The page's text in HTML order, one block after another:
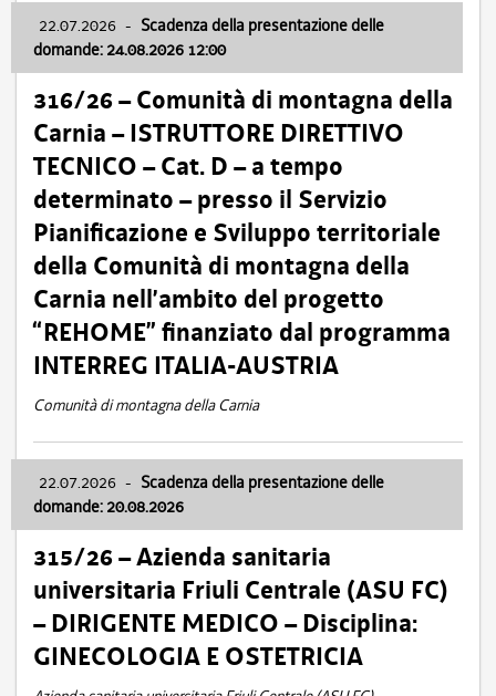
22.07.2026 - Scadenza della presentazione delle
domande: 24.08.2026 12:00
316/26 – Comunità di montagna della
Carnia – ISTRUTTORE DIRETTIVO
TECNICO – Cat. D – a tempo
determinato – presso il Servizio
Pianificazione e Sviluppo territoriale
della Comunità di montagna della
Carnia nell’ambito del progetto
“REHOME” finanziato dal programma
INTERREG ITALIA-AUSTRIA
Comunità di montagna della Carnia
22.07.2026 - Scadenza della presentazione delle
domande: 20.08.2026
315/26 – Azienda sanitaria
universitaria Friuli Centrale (ASU FC)
– DIRIGENTE MEDICO – Disciplina:
GINECOLOGIA E OSTETRICIA